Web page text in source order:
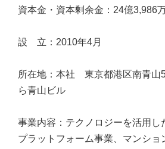
資本金・資本剰余金：24億3,986
設 立：2010年4月
所在地：本社 東京都港区南青山
ら青山ビル
事業内容：テクノロジーを活用し
プラットフォーム事業、マンショ